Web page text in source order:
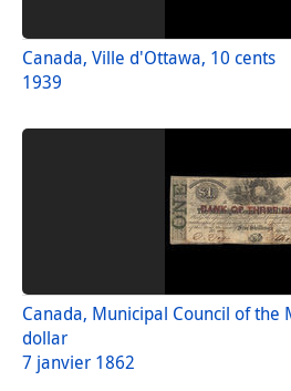
Canada, Ville d'Ottawa, 10 cents
1939
Canada, Municipal Council of the
dollar
7 janvier 1862